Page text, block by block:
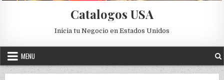
Catalogos USA
Inicia tu Negocio en Estados Unidos
MENU